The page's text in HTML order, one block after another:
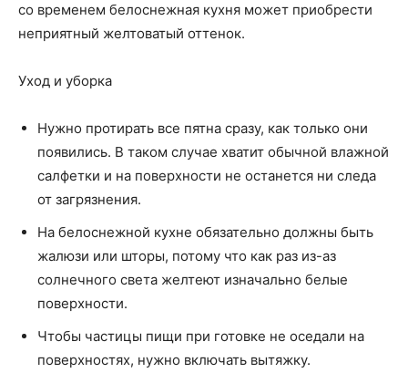
со временем белоснежная кухня может приобрести
неприятный желтоватый оттенок.
Уход и уборка
Нужно протирать все пятна сразу, как только они
появились. В таком случае хватит обычной влажной
салфетки и на поверхности не останется ни следа
от загрязнения.
На белоснежной кухне обязательно должны быть
жалюзи или шторы, потому что как раз из-аз
солнечного света желтеют изначально белые
поверхности.
Чтобы частицы пищи при готовке не оседали на
поверхностях, нужно включать вытяжку.